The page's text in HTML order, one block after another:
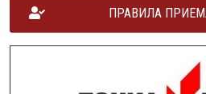
ПРАВИЛА